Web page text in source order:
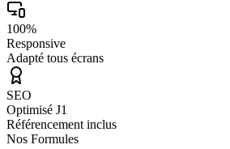
100%
Responsive
Adapté tous écrans
SEO
Optimisé J1
Référencement inclus
Nos Formules